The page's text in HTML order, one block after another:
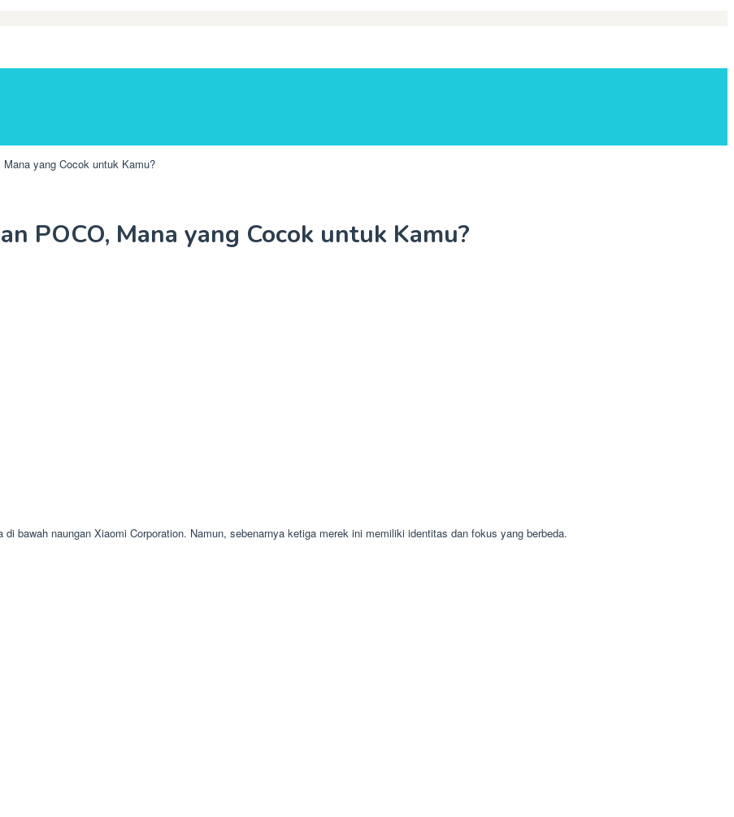
yang Cocok untuk Kamu?
POCO, Mana yang Cocok untuk Kamu?
bawah naungan Xiaomi Corporation. Namun, sebenarnya ketiga merek ini memiliki identitas dan fokus yang berbeda.